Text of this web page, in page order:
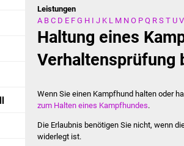
Leistungen
A B C D E F G H I J K L M N O P Q R S T U V
Haltung eines
Verhaltensprüfung
Wenn Sie einen Kampfhund halten oder
zum Halten eines Kampfhundes.
Die Erlaubnis benötigen Sie nicht, wenn
widerlegt ist.